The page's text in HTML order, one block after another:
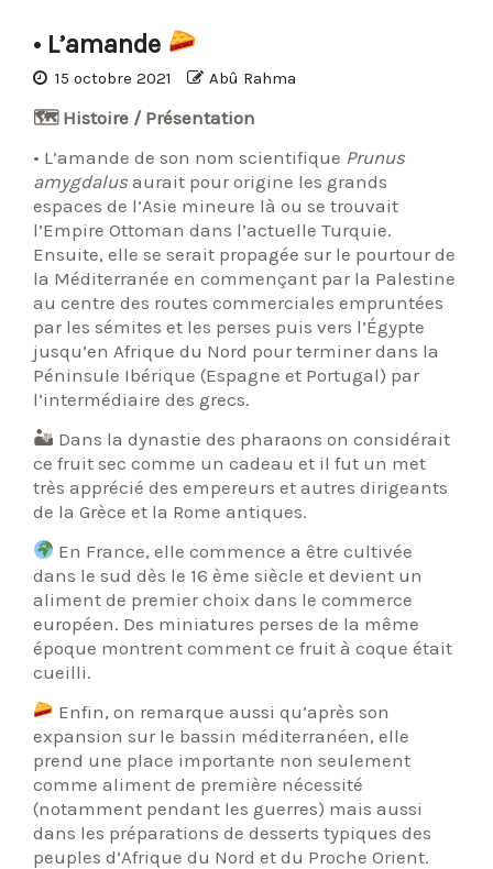
• L’amande
15 octobre 2021 Abû Rahma
🗺 Histoire / Présentation
• L’amande de son nom scientifique Prunus
amygdalus aurait pour origine les grands
espaces de l’Asie mineure là ou se trouvait
l’Empire Ottoman dans l’actuelle Turquie.
Ensuite, elle se serait propagée sur le pourtour de
la Méditerranée en commençant par la Palestine
au centre des routes commerciales empruntées
par les sémites et les perses puis vers l’Égypte
jusqu’en Afrique du Nord pour terminer dans la
Péninsule Ibérique (Espagne et Portugal) par
l’intermédiaire des grecs.
🏜 Dans la dynastie des pharaons on considérait
ce fruit sec comme un cadeau et il fut un met
très apprécié des empereurs et autres dirigeants
de la Grèce et la Rome antiques.
En France, elle commence a être cultivée
dans le sud dès le 16 ème siècle et devient un
aliment de premier choix dans le commerce
européen. Des miniatures perses de la même
époque montrent comment ce fruit à coque était
cueilli.
Enfin, on remarque aussi qu’après son
expansion sur le bassin méditerranéen, elle
prend une place importante non seulement
comme aliment de première nécessité
(notamment pendant les guerres) mais aussi
dans les préparations de desserts typiques des
peuples d’Afrique du Nord et du Proche Orient.